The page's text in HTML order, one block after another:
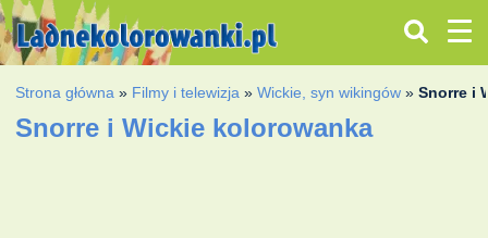
Strona główna » Filmy i telewizja »Wickie, syn wikingów »Snorre i
Snorre i Wickie kolorowanka